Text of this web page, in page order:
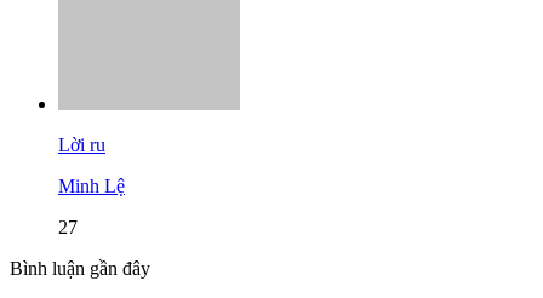
Lời ru
Minh Lệ
27
Bình luận gần đây